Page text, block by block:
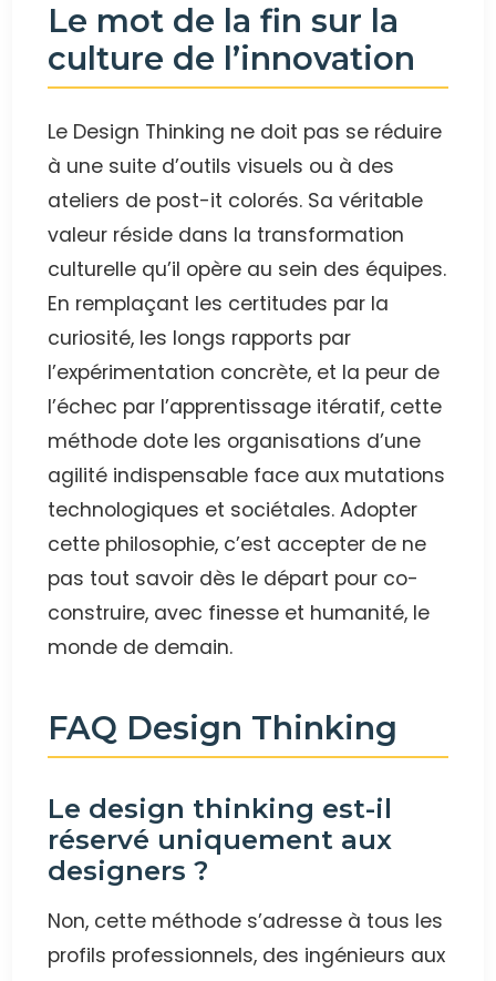
Le mot de la fin sur la
culture de l’innovation
Le Design Thinking ne doit pas se réduire
à une suite d’outils visuels ou à des
ateliers de post-it colorés. Sa véritable
valeur réside dans la transformation
culturelle qu’il opère au sein des équipes.
En remplaçant les certitudes par la
curiosité, les longs rapports par
l’expérimentation concrète, et la peur de
l’échec par l’apprentissage itératif, cette
méthode dote les organisations d’une
agilité indispensable face aux mutations
technologiques et sociétales. Adopter
cette philosophie, c’est accepter de ne
pas tout savoir dès le départ pour co-
construire, avec finesse et humanité, le
monde de demain.
FAQ Design Thinking
Le design thinking est-il
réservé uniquement aux
designers ?
Non, cette méthode s’adresse à tous les
profils professionnels, des ingénieurs aux